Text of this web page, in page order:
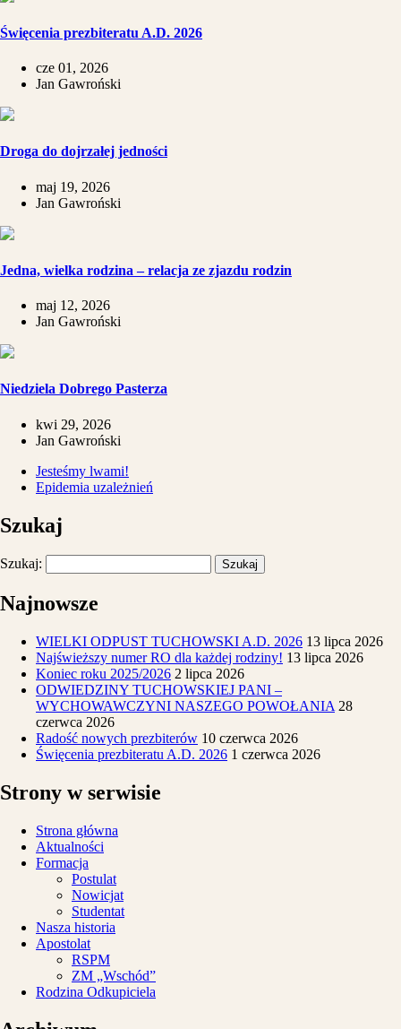
Święcenia prezbiteratu A.D. 2026
cze 01, 2026
Jan Gawroński
Droga do dojrzałej jedności
maj 19, 2026
Jan Gawroński
​Jedna, wielka rodzina – relacja ze zjazdu rodzin
maj 12, 2026
Jan Gawroński
Niedziela Dobrego Pasterza
kwi 29, 2026
Jan Gawroński
Jesteśmy lwami!
Epidemia uzależnień
Szukaj
Szukaj:
Najnowsze
WIELKI ODPUST TUCHOWSKI A.D. 2026 13 lipca 2026
Najświeższy numer RO dla każdej rodziny! 13 lipca 2026
Koniec roku 2025/2026 2 lipca 2026
ODWIEDZINY TUCHOWSKIEJ PANI –
WYCHOWAWCZYNI NASZEGO POWOŁANIA 28
czerwca 2026
Radość nowych prezbiterów 10 czerwca 2026
Święcenia prezbiteratu A.D. 2026 1 czerwca 2026
Strony w serwisie
Strona główna
Aktualności
Formacja
Postulat
Nowicjat
Studentat
Nasza historia
Apostolat
RSPM
ZM „Wschód”
Rodzina Odkupiciela